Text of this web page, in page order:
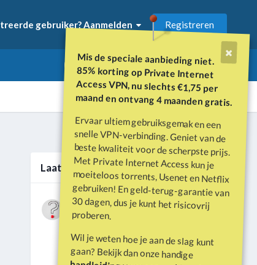
Mis de speciale aanbieding niet.
85% korting op Private Internet
Access VPN, nu slechts €1,75 per
maand en ontvang 4 maanden gratis.
Ervaar ultiem gebruiksgemak en een
snelle VPN-verbinding. Geniet van de
beste kwaliteit voor de scherpste prijs.
Met Private Internet Access kun je
moeiteloos torrents, Usenet en Netflix
gebruiken! En geld-terug-garantie van
30 dagen, dus je kunt het risicovrij
proberen.
Wil je weten hoe je aan de slag kunt
gaan? Bekijk dan onze handige
gebruiker? Aanmelden Registreren
Alle activiteit
Laatste berichten
Wat is er gebeurd met Davey Hearn
en de vandalisatie van het
Washington Reflecting Pool?
DoorVraagbaak
Forumdiscussie: Davey Hearn:
Former Olympian Denies Vandalising